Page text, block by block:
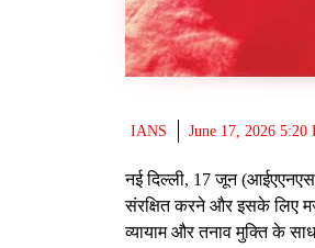
IANS June 17, 2026 5:20
नई दिल्ली, 17 जून
संरक्षित करने और इसके लिए
व्यायाम और तनाव मुक्ति के